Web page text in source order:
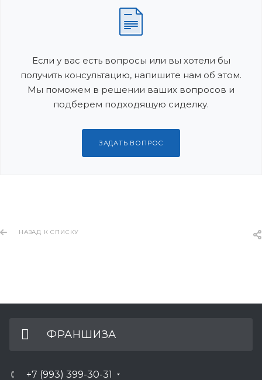
Если у вас есть вопросы или вы хотели бы
получить консультацию, напишите нам об этом.
Мы поможем в решении ваших вопросов и
подберем подходящую сиделку.
ЗАДАТЬ ВОПРОС
НАЗАД К СПИСКУ
ФРАНШИЗА
+7 (993) 399-30-31